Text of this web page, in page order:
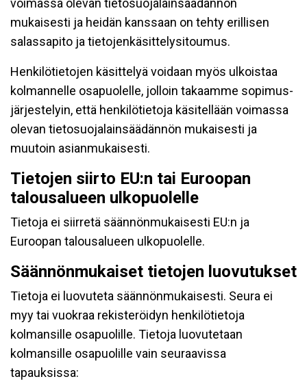
voimassa olevan tietosuojalainsäädännön
mukaisesti ja heidän kanssaan on tehty erillisen
salassapito ja tietojenkäsittelysitoumus.
Henkilötietojen käsittelyä voidaan myös ulkoistaa
kolmannelle osapuolelle, jolloin takaamme sopimus-
järjestelyin, että henkilötietoja käsitellään voimassa
olevan tietosuojalainsäädännön mukaisesti ja
muutoin asianmukaisesti.
Tietojen siirto EU:n tai Euroopan
talousalueen ulkopuolelle
Tietoja ei siirretä säännönmukaisesti EU:n ja
Euroopan talousalueen ulkopuolelle.
Säännönmukaiset tietojen luovutukset
Tietoja ei luovuteta säännönmukaisesti. Seura ei
myy tai vuokraa rekisteröidyn henkilötietoja
kolmansille osapuolille. Tietoja luovutetaan
kolmansille osapuolille vain seuraavissa
tapauksissa: